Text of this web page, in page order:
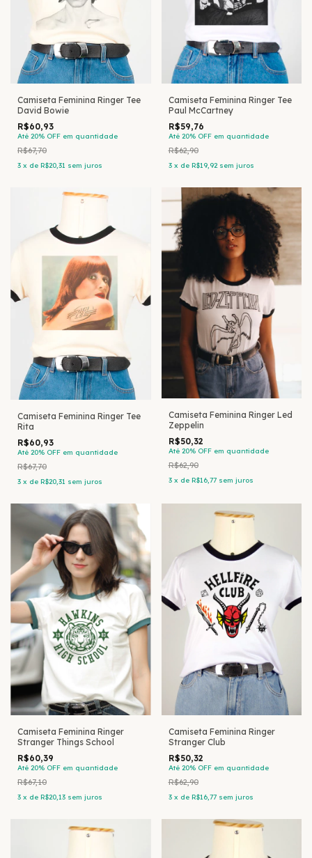
Camiseta Feminina Ringer Tee
David Bowie
R$60,93
Até 20% OFF em quantidade
R$67,70
3 x de R$20,31 sem juros
Camiseta Feminina Ringer Tee
Paul McCartney
R$59,76
Até 20% OFF em quantidade
R$62,90
3 x de R$19,92 sem juros
Camiseta Feminina Ringer Tee
Rita
R$60,93
Até 20% OFF em quantidade
R$67,70
3 x de R$20,31 sem juros
Camiseta Feminina Ringer Led
Zeppelin
R$50,32
Até 20% OFF em quantidade
R$62,90
3 x de R$16,77 sem juros
Camiseta Feminina Ringer
Stranger Things School
R$60,39
Até 20% OFF em quantidade
R$67,10
3 x de R$20,13 sem juros
Camiseta Feminina Ringer
Stranger Club
R$50,32
Até 20% OFF em quantidade
R$62,90
3 x de R$16,77 sem juros